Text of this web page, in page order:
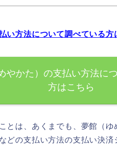
い方法について調べている方
やかた）の支払い方法に
方はこちら
とは、あくまでも、夢館（
どの支払い方法の支払い決